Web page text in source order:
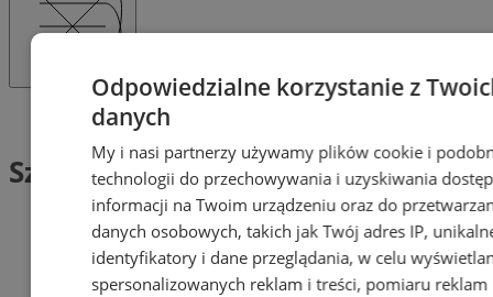
Tag: Szachta
Szachta (1)
Odpowiedzialne korzystanie z
danych
My i nasi partnerzy używamy plików cookie i
technologii do przechowywania i uzyskiwania
informacji na Twoim urządzeniu oraz do
danych osobowych, takich jak Twój adres IP,
identyfikatory i dane przeglądania, w celu
spersonalizowanych reklam i treści, pomiaru reklam